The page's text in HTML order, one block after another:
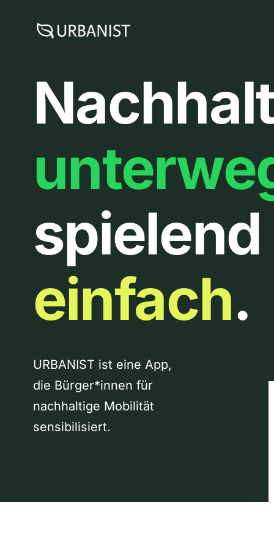
spielend
einfach.
URBANIST ist eine App,
die Bürger*innen für
nachhaltige Mobilität
sensibilisiert.